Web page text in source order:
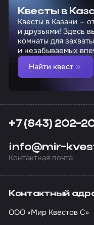
Квесты в
Квесты в Казани —
и друзьями! Здесь
комнаты для
и незабываемых
Найти квест
+7 (843) 202-
info@mir-
Контактная почта
Контактный
ООО «Мир Квестов С»